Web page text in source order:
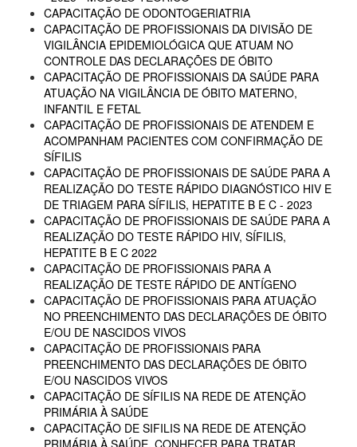
CAPACITAÇÃO DE ODONTOGERIATRIA
CAPACITAÇÃO DE PROFISSIONAIS DA DIVISÃO DE
VIGILÂNCIA EPIDEMIOLÓGICA QUE ATUAM NO
CONTROLE DAS DECLARAÇÕES DE ÓBITO
CAPACITAÇÃO DE PROFISSIONAIS DA SAÚDE PARA
ATUAÇÃO NA VIGILÂNCIA DE ÓBITO MATERNO,
INFANTIL E FETAL
CAPACITAÇÃO DE PROFISSIONAIS DE ATENDEM E
ACOMPANHAM PACIENTES COM CONFIRMAÇÃO DE
SÍFILIS
CAPACITAÇÃO DE PROFISSIONAIS DE SAÚDE PARA A
REALIZAÇÃO DO TESTE RÁPIDO DIAGNÓSTICO HIV E
DE TRIAGEM PARA SÍFILIS, HEPATITE B E C - 2023
CAPACITAÇÃO DE PROFISSIONAIS DE SAÚDE PARA A
REALIZAÇÃO DO TESTE RÁPIDO HIV, SÍFILIS,
HEPATITE B E C 2022
CAPACITAÇÃO DE PROFISSIONAIS PARA A
REALIZAÇÃO DE TESTE RÁPIDO DE ANTÍGENO
CAPACITAÇÃO DE PROFISSIONAIS PARA ATUAÇÃO
NO PREENCHIMENTO DAS DECLARAÇÕES DE ÓBITO
E/OU DE NASCIDOS VIVOS
CAPACITAÇÃO DE PROFISSIONAIS PARA
PREENCHIMENTO DAS DECLARAÇÕES DE ÓBITO
E/OU NASCIDOS VIVOS
CAPACITAÇÃO DE SÍFILIS NA REDE DE ATENÇÃO
PRIMÁRIA À SAÚDE
CAPACITAÇÃO DE SIFILIS NA REDE DE ATENÇÃO
PRIMÁRIA À SAÚDE, CONHECER PARA TRATAR